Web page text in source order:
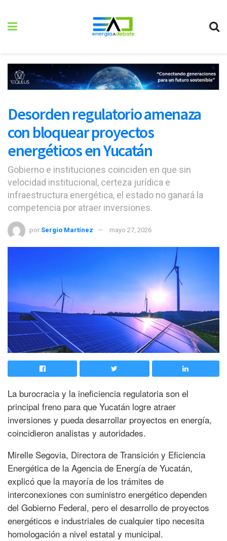
Desorden regulatorio amenaza
con bloquear proyectos
energéticos en Yucatán
Gobierno e instituciones coinciden en que sin
velocidad institucional, certeza jurídica e
infraestructura energética, el estado no ganará la
competencia por atraer inversiones.
por Sergio Martínez mayo 27, 2026
La burocracia y la ineficiencia regulatoria son el
principal freno para que Yucatán logre atraer
inversiones y pueda desarrollar proyectos en energía,
coincidieron analistas y autoridades.
Mirelle Segovia, Directora de Transición y Eficiencia
Energética de la Agencia de Energía de Yucatán,
explicó que la mayoría de los trámites de
interconexiones con suministro energético dependen
del Gobierno Federal, pero el desarrollo de proyectos
energéticos e industriales de cualquier tipo necesita
homologación a nivel estatal y municipal.